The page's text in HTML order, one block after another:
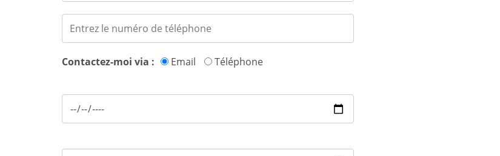
Contactez-moi via : Email Téléphone